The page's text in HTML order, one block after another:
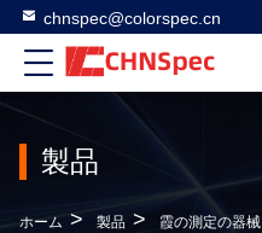
chnspec@colorspec.cn
製品
ホーム > 製品 > 霞の測定の器械